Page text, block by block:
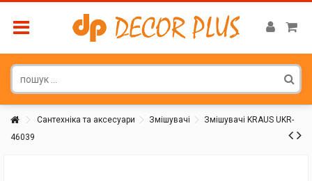
Сантехніка та аксесуари Змішувачі
Змішувачі KRAUS UKR-
46039